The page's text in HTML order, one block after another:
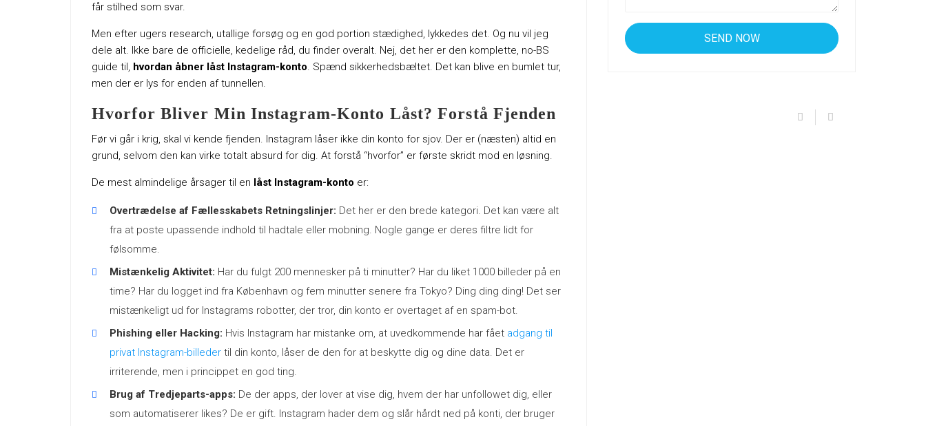
får stilhed som svar.
Men efter ugers research, utallige forsøg og en god portion stædighed, lykkedes det. Og nu vil jeg
dele alt. Ikke bare de officielle, kedelige råd, du finder overalt. Nej, det her er den komplette, no-BS
guide til, hvordan åbner låst Instagram-konto. Spænd sikkerhedsbæltet. Det kan blive en bumlet tur,
men der er lys for enden af tunnellen.
Hvorfor Bliver Min Instagram-Konto Låst? Forstå Fjenden
Før vi går i krig, skal vi kende fjenden. Instagram låser ikke din konto for sjov. Der er (næsten) altid en
grund, selvom den kan virke totalt absurd for dig. At forstå “hvorfor” er første skridt mod en løsning.
De mest almindelige årsager til en låst Instagram-konto er:
Overtrædelse af Fællesskabets Retningslinjer: Det her er den brede kategori. Det kan være alt
fra at poste upassende indhold til hadtale eller mobning. Nogle gange er deres filtre lidt for
følsomme.
Mistænkelig Aktivitet: Har du fulgt 200 mennesker på ti minutter? Har du liket 1000 billeder på en
time? Har du logget ind fra København og fem minutter senere fra Tokyo? Ding ding ding! Det ser
mistænkeligt ud for Instagrams robotter, der tror, din konto er overtaget af en spam-bot.
Phishing eller Hacking: Hvis Instagram har mistanke om, at uvedkommende har fået adgang til
privat Instagram-billeder til din konto, låser de den for at beskytte dig og dine data. Det er
irriterende, men i princippet en god ting.
Brug af Tredjeparts-apps: De der apps, der lover at vise dig, hvem der har unfollowet dig, eller
som automatiserer likes? De er gift. Instagram hader dem og slår hårdt ned på konti, der bruger